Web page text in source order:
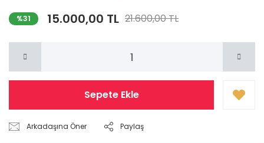
%31 15.000,00 TL 21.600,00 TL
Sepete Ekle
Arkadaşına Öner Paylaş